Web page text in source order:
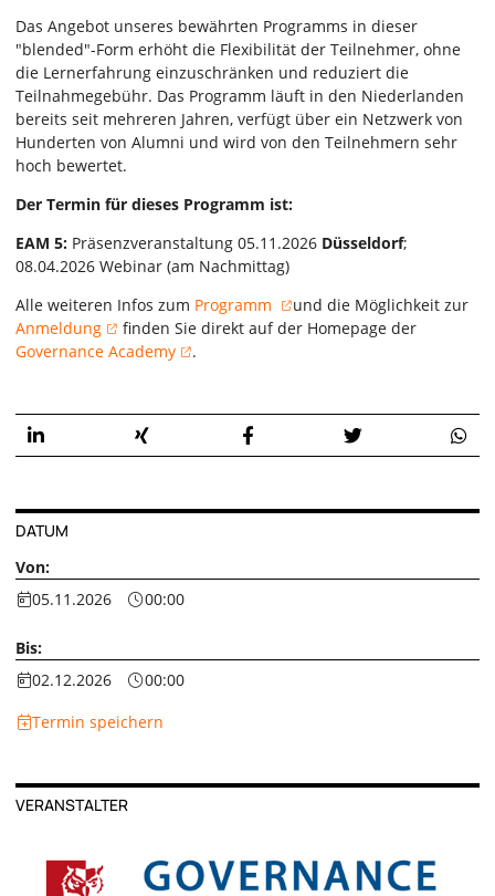
Das Angebot unseres bewährten Programms in dieser
"blended"-Form erhöht die Flexibilität der Teilnehmer, ohne
die Lernerfahrung einzuschränken und reduziert die
Teilnahmegebühr. Das Programm läuft in den Niederlanden
bereits seit mehreren Jahren, verfügt über ein Netzwerk von
Hunderten von Alumni und wird von den Teilnehmern sehr
hoch bewertet.
Der Termin für dieses Programm ist:
EAM 5: Präsenzveranstaltung 05.11.2026 Düsseldorf;
08.04.2026 Webinar (am Nachmittag)
Alle weiteren Infos zum Programm
und die Möglichkeit zur
Anmeldung
finden Sie direkt auf der Homepage der
Governance Academy
.
DATUM
Von:
05.11.2026
00:00
Bis:
02.12.2026
00:00
Termin speichern
VERANSTALTER